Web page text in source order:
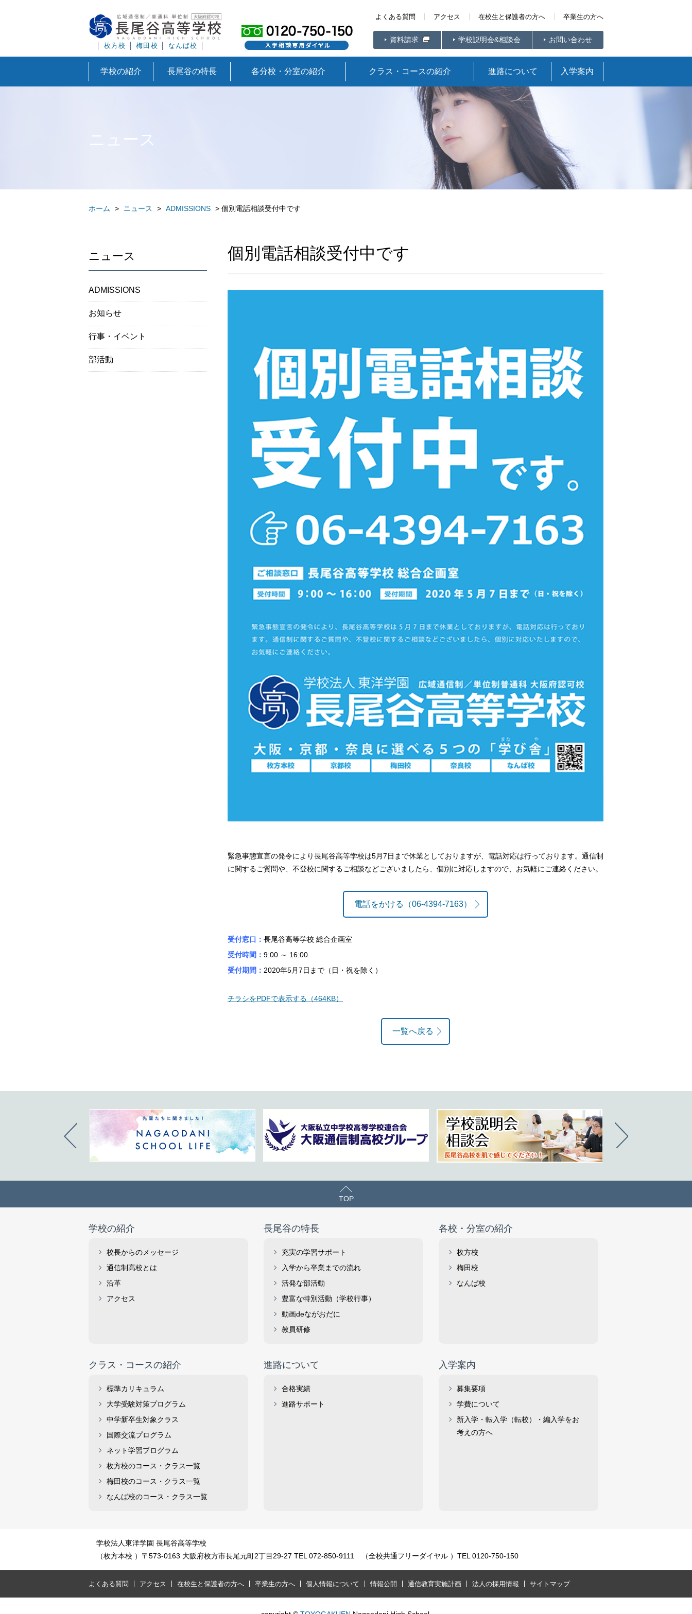
枚方校 │梅田校 なんば校
よくある質問 アクセス 在校生と保護者の方へ 卒業生の方へ
資料請求 学校説明会&相談会 お問い合わせ
学校の紹介 長尾谷の特長 各分校・分室の紹介 クラス・コースの紹介 進路について 入学案内
ニュース
ホーム > ニュース > ADMISSIONS > 個別電話相談受付中です
個別電話相談受付中です
緊急事態宣言の発令により長尾谷高等学校は5月7日まで休業としておりますが、電話対応は行っております。通信制
に関するご質問や、不登校に関するご相談などございましたら、個別に対応しますので、お気軽にご連絡ください。
電話をかける（06-4394-7163）
受付窓口： 長尾谷高等学校 総合企画室
受付時間： 9:00 ～ 16:00
受付期間： 2020年5月7日まで（日・祝を除く）
チラシをPDFで表示する（464KB）
一覧へ戻る
ニュース
ADMISSIONS
お知らせ
行事・イベント
部活動
TOP
学校の紹介
校長からのメッセージ
通信制高校とは
沿革
アクセス
長尾谷の特長
充実の学習サポート
入学から卒業までの流れ
活発な部活動
豊富な特別活動（学校行事）
動画deながおだに
教員研修
各校・分室の紹介
枚方校
梅田校
なんば校
クラス・コースの紹介
標準カリキュラム
大学受験対策プログラム
中学新卒生対象クラス
国際交流プログラム
ネット学習プログラム
枚方校のコース・クラス一覧
梅田校のコース・クラス一覧
なんば校のコース・クラス一覧
進路について
合格実績
進路サポート
入学案内
募集要項
学費について
新入学・転入学（転校）・編入学をお
考えの方へ
学校法人東洋学園 長尾谷高等学校
（枚方本校 ）〒573-0163 大阪府枚方市長尾元町2丁目29-27 TEL 072-850-9111 （全校共通フリーダイヤル ）TEL 0120-750-150
よくある質問 アクセス 在校生と保護者の方へ 卒業生の方へ 個人情報について 情報公開 通信教育実施計画 法人の採用情報 サイトマップ